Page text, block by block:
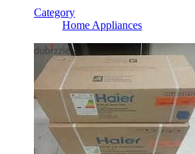
Category
Home Appliances